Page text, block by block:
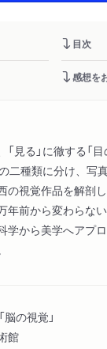
目次
感想を
見る」に徹する「
二種類に分け、写
の視覚作品を解剖
年前から変わらな
学から美学へアプ
の視覚」
館